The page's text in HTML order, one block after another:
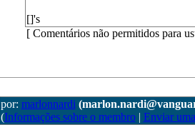
[]'s
[ Comentários não permitidos para
por: marlonnardi
(Informações sobre o membro| Enviar